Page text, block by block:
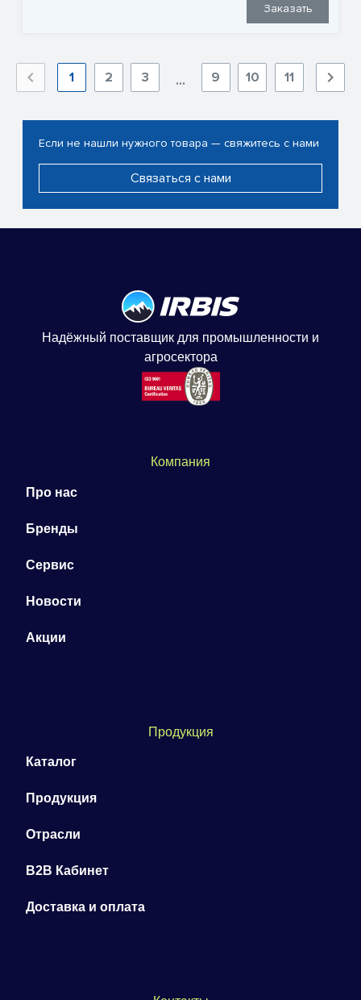
Заказать
1 2 3 ... 9 10 11
Если не нашли нужного товара — свяжитесь с нами
Связаться с нами
Надёжный поставщик для промышленности и
агросектора
Компания
Про нас
Бренды
Сервис
Новости
Акции
Продукция
Каталог
Продукция
Отрасли
B2B Кабинет
Доставка и оплата